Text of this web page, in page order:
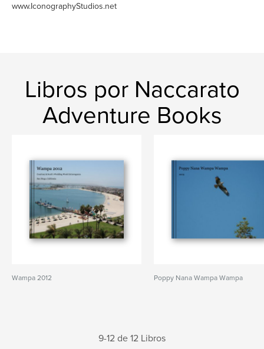
www.IconographyStudios.net
Libros por Naccarato
Adventure Books
Wampa 2012 Poppy Nana Wampa Wampa
9-12 de 12 Libros